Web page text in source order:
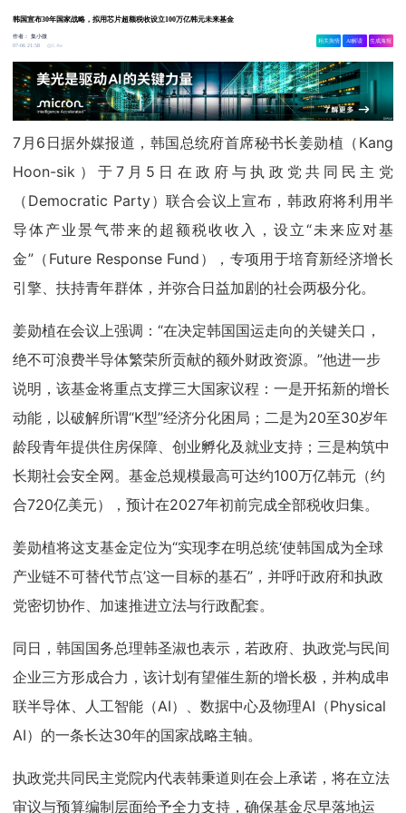
韩国宣布30年国家战略，拟用芯片超额税收设立100万亿韩元未来基金
作者：集小微
07-06 21:58
1.4w
相关舆情 AI解读 生成海报
7月6日据外媒报道，韩国总统府首席秘书长姜勋植（Kang
Hoon-sik）于7月5日在政府与执政党共同民主党
（Democratic Party）联合会议上宣布，韩政府将利用半
导体产业景气带来的超额税收收入，设立“未来应对基
金”（Future Response Fund），专项用于培育新经济增长
引擎、扶持青年群体，并弥合日益加剧的社会两极分化。
姜勋植在会议上强调：“在决定韩国国运走向的关键关口，
绝不可浪费半导体繁荣所贡献的额外财政资源。”他进一步
说明，该基金将重点支撑三大国家议程：一是开拓新的增长
动能，以破解所谓“K型”经济分化困局；二是为20至30岁年
龄段青年提供住房保障、创业孵化及就业支持；三是构筑中
长期社会安全网。基金总规模最高可达约100万亿韩元（约
合720亿美元），预计在2027年初前完成全部税收归集。
姜勋植将这支基金定位为“实现李在明总统‘使韩国成为全球
产业链不可替代节点’这一目标的基石”，并呼吁政府和执政
党密切协作、加速推进立法与行政配套。
同日，韩国国务总理韩圣淑也表示，若政府、执政党与民间
企业三方形成合力，该计划有望催生新的增长极，并构成串
联半导体、人工智能（AI）、数据中心及物理AI（Physical
AI）的一条长达30年的国家战略主轴。
执政党共同民主党院内代表韩秉道则在会上承诺，将在立法
审议与预算编制层面给予全力支持，确保基金尽早落地运